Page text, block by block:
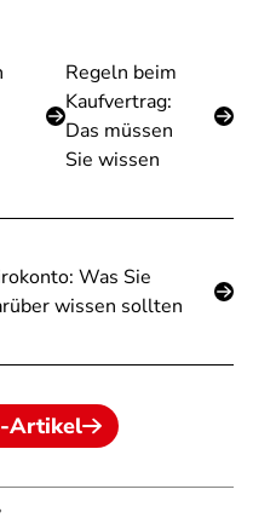
Regeln beim
Kaufvertrag:
Das müssen
Sie wissen
Was Sie
wissen sollten
Artikel